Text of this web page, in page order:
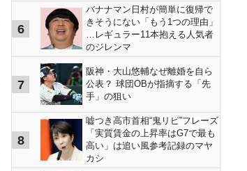
6
バナナマン日村が簡単に復帰で
きそうにない「もう1つの理由」
…レギュラー11本抱える人気者
のジレンマ
7
阪神・大山悠輔なぜ離婚を自ら
公表？ 球団OBが指摘する「先
手」の狙い
8
嘘つき高市首相“鬼リピ”フレーズ
「実質賃金の上昇率はG7で最も
高い」は追い風参考記録のマヤ
カシ